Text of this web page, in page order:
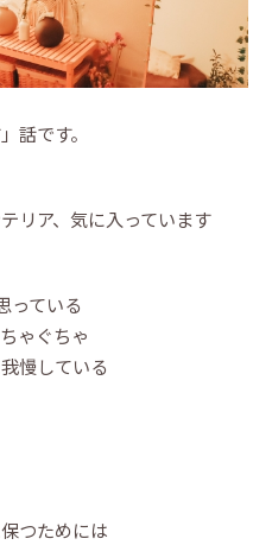
話です。
リア、気に入っています
っている
ゃぐちゃ
慢している
つためには